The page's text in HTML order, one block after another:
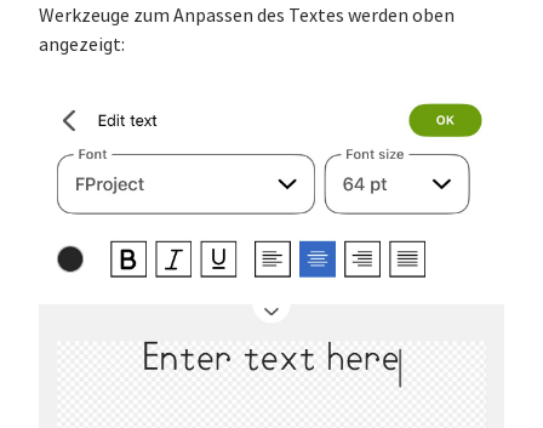
Werkzeuge zum Anpassen des Textes werden oben
angezeigt: